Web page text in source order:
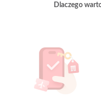
Dlaczego